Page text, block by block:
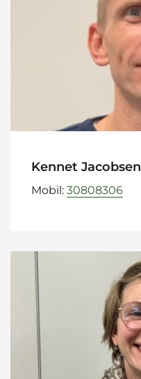
Kennet Jacobsen
Mobil: 30808306